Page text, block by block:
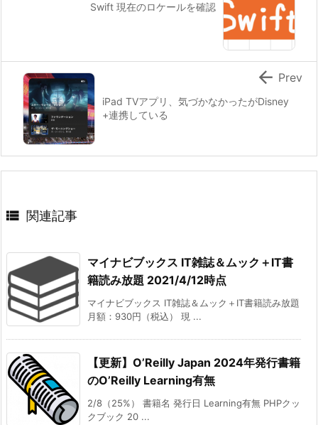
Swift 現在のロケールを確認
iPad TVアプリ、気づかなかったがDisney
+連携している
 Prev
 関連記事
マイナビブックス IT雑誌＆ムック＋IT書
籍読み放題 2021/4/12時点
マイナビブックス IT雑誌＆ムック＋IT書籍読み放題
月額：930円（税込） 現 ...
【更新】O’Reilly Japan 2024年発行書籍
のO’Reilly Learning有無
2/8（25%） 書籍名 発行日 Learning有無 PHPクッ
クブック 20 ...